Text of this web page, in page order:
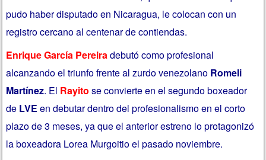
pudo haber disputado en Nicaragua, le colocan con un
registro cercano al centenar de contiendas.
Enrique García Pereiradebutó como profesional
alcanzando el triunfo frente al zurdo venezolano Romeli
Martínez. El Rayito se convierte en el segundo boxeador
de LVE en debutar dentro del profesionalismo en el corto
plazo de 3 meses, ya que el anterior estreno lo protagonizó
la boxeadora Lorea Murgoitio el pasado noviembre.